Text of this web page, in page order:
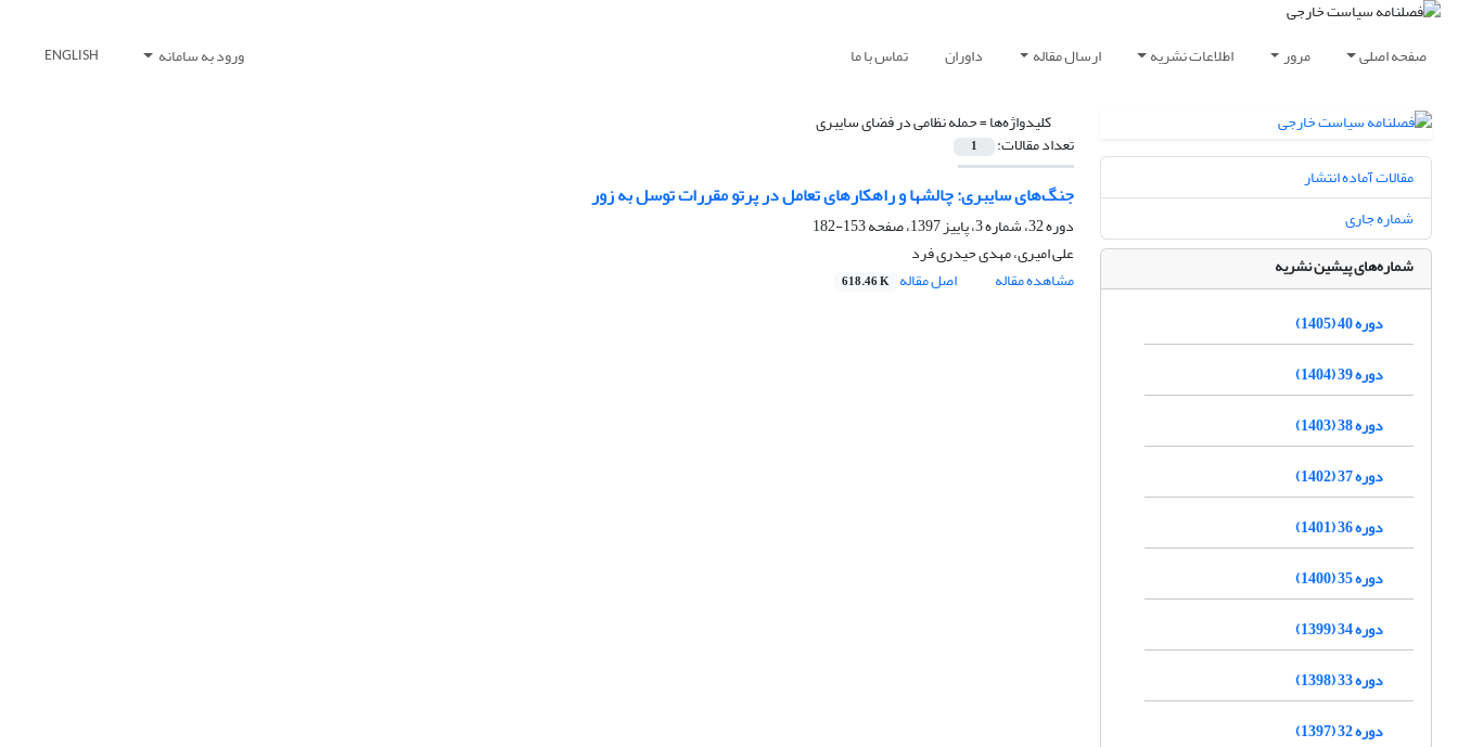
صفحه اصلی مرور اطلاعات نشریه ارسال مقاله داوران تماس با ما ورود به سامانه ENGLISH
کلیدواژه‌ها =حمله نظامی در فضای سایبری
تعداد مقالات: 1
جنگ‌های سایبری: چالشها و راهکارهای تعامل در پرتو مقررات توسل به زور
دوره 32، شماره 3، پاییز 1397، صفحه
153-182
علی امیری، مهدی حیدری فرد
مشاهده مقاله
اصل مقاله 618.46 K
مقالات آماده انتشار
شماره جاری
شماره‌های پیشین نشریه
دوره 40 (1405)
دوره 39 (1404)
دوره 38 (1403)
دوره 37 (1402)
دوره 36 (1401)
دوره 35 (1400)
دوره 34 (1399)
دوره 33 (1398)
دوره 32 (1397)